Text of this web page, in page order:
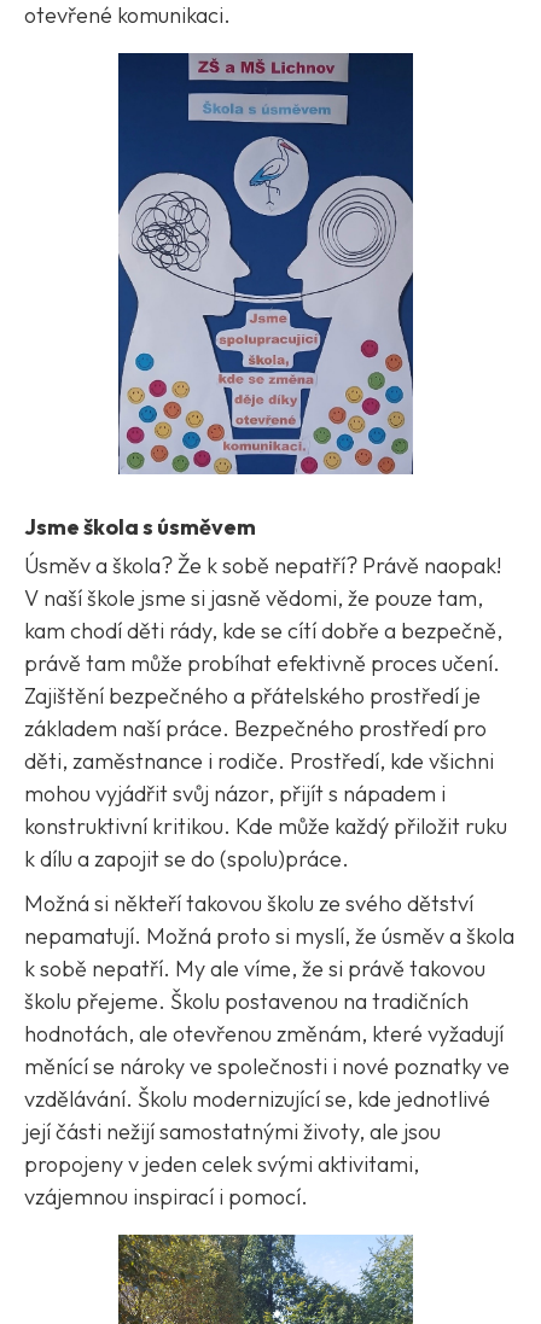
otevřené komunikaci.
Jsme škola s úsměvem
Úsměv a škola? Že k sobě nepatří? Právě naopak!
V naší škole jsme si jasně vědomi, že pouze tam,
kam chodí děti rády, kde se cítí dobře a bezpečně,
právě tam může probíhat efektivně proces učení.
Zajištění bezpečného a přátelského prostředí je
základem naší práce. Bezpečného prostředí pro
děti, zaměstnance i rodiče. Prostředí, kde všichni
mohou vyjádřit svůj názor, přijít s nápadem i
konstruktivní kritikou. Kde může každý přiložit ruku
k dílu a zapojit se do (spolu)práce.
Možná si někteří takovou školu ze svého dětství
nepamatují. Možná proto si myslí, že úsměv a škola
k sobě nepatří. My ale víme, že si právě takovou
školu přejeme. Školu postavenou na tradičních
hodnotách, ale otevřenou změnám, které vyžadují
měnící se nároky ve společnosti i nové poznatky ve
vzdělávání. Školu modernizující se, kde jednotlivé
její části nežijí samostatnými životy, ale jsou
propojeny v jeden celek svými aktivitami,
vzájemnou inspirací i pomocí.